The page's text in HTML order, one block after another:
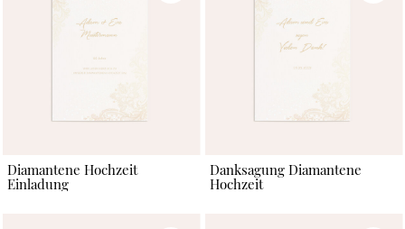
Diamantene Hochzeit
Einladung
Danksagung Diamantene
Hochzeit